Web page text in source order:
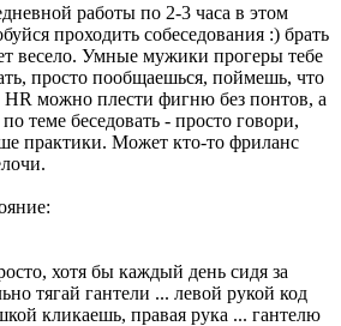
работы по 2-3 часа в этом
проходить собеседования :) брать
весело. Умные мужики прогеры тебе
просто пообщаешься, поймешь, что
можно плести фигню без понтов, а
теме беседовать - просто говори,
практики. Может кто-то фриланс
хотя бы каждый день сидя за
тягай гантели ... левой рукой код
кликаешь, правая рука ... гантелю